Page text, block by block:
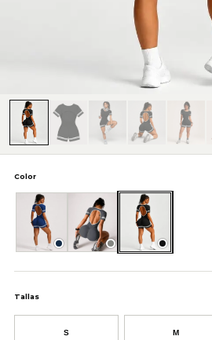
Color
Azul Oscuro Gris Negro
Tallas
S M